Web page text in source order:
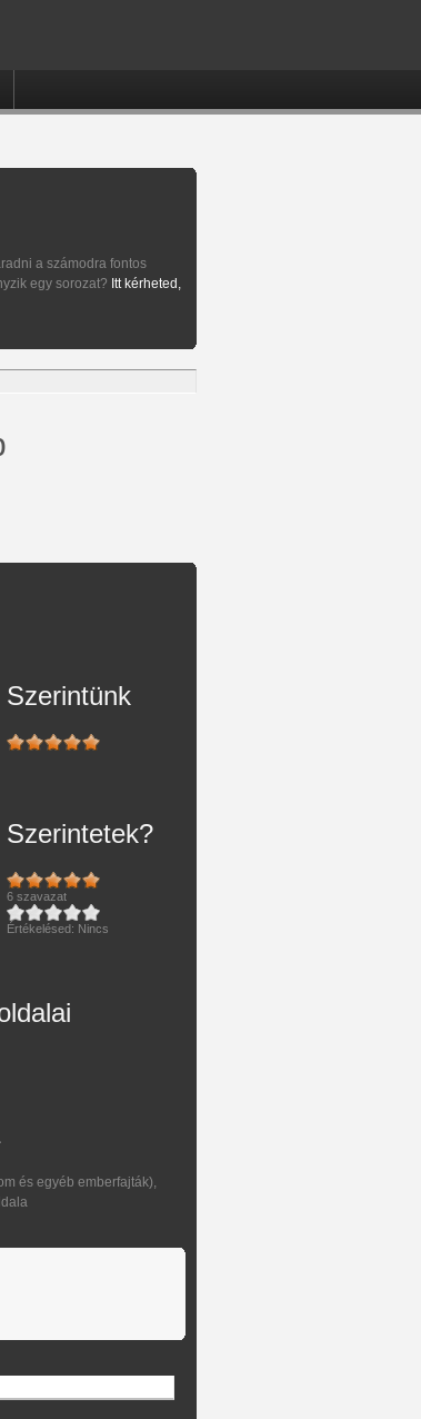
a számodra fontos
egy sorozat? Itt kérheted,
Szerintünk
Szerintetek?
6 szavazat
Értékelésed: Nincs
és egyéb emberfajták),